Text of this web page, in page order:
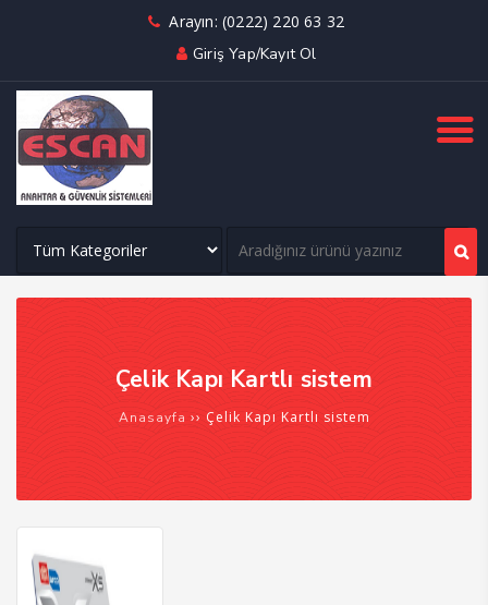
Arayın: (0222) 220 63 32
Giriş Yap/Kayıt Ol
Çelik Kapı Kartlı sistem
Anasayfa ›› Çelik Kapı Kartlı sistem